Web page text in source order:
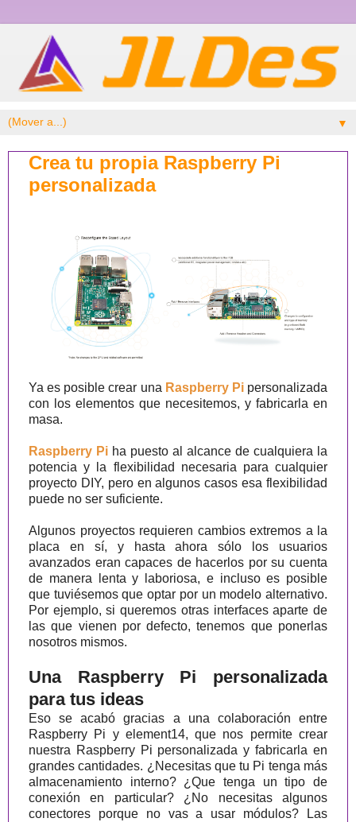
▼
Crea tu propia Raspberry Pi
personalizada
Ya es posible crear una Raspberry Pipersonalizada
con los elementos que necesitemos, y fabricarla en
masa.
Raspberry Pi ha puesto al alcance de cualquiera la
potencia y la flexibilidad necesaria para cualquier
proyecto DIY, pero en algunos casos esa flexibilidad
puede no ser suficiente.
Algunos proyectos requieren cambios extremos a la
placa en sí, y hasta ahora sólo los usuarios
avanzados eran capaces de hacerlos por su cuenta
de manera lenta y laboriosa, e incluso es posible
que tuviésemos que optar por un modelo alternativo.
Por ejemplo, si queremos otras interfaces aparte de
las que vienen por defecto, tenemos que ponerlas
nosotros mismos.
Una Raspberry Pi personalizada
para tus ideas
Eso se acabó gracias a una colaboración entre
Raspberry Pi y element14, que nos permite crear
nuestra Raspberry Pi personalizada y fabricarla en
grandes cantidades. ¿Necesitas que tu Pi tenga más
almacenamiento interno? ¿Que tenga un tipo de
conexión en particular? ¿No necesitas algunos
conectores porque no vas a usar módulos? Las